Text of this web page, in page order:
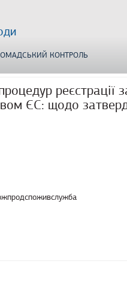
КОНТРОЛЬ
реєстрації
ЄС: щодо